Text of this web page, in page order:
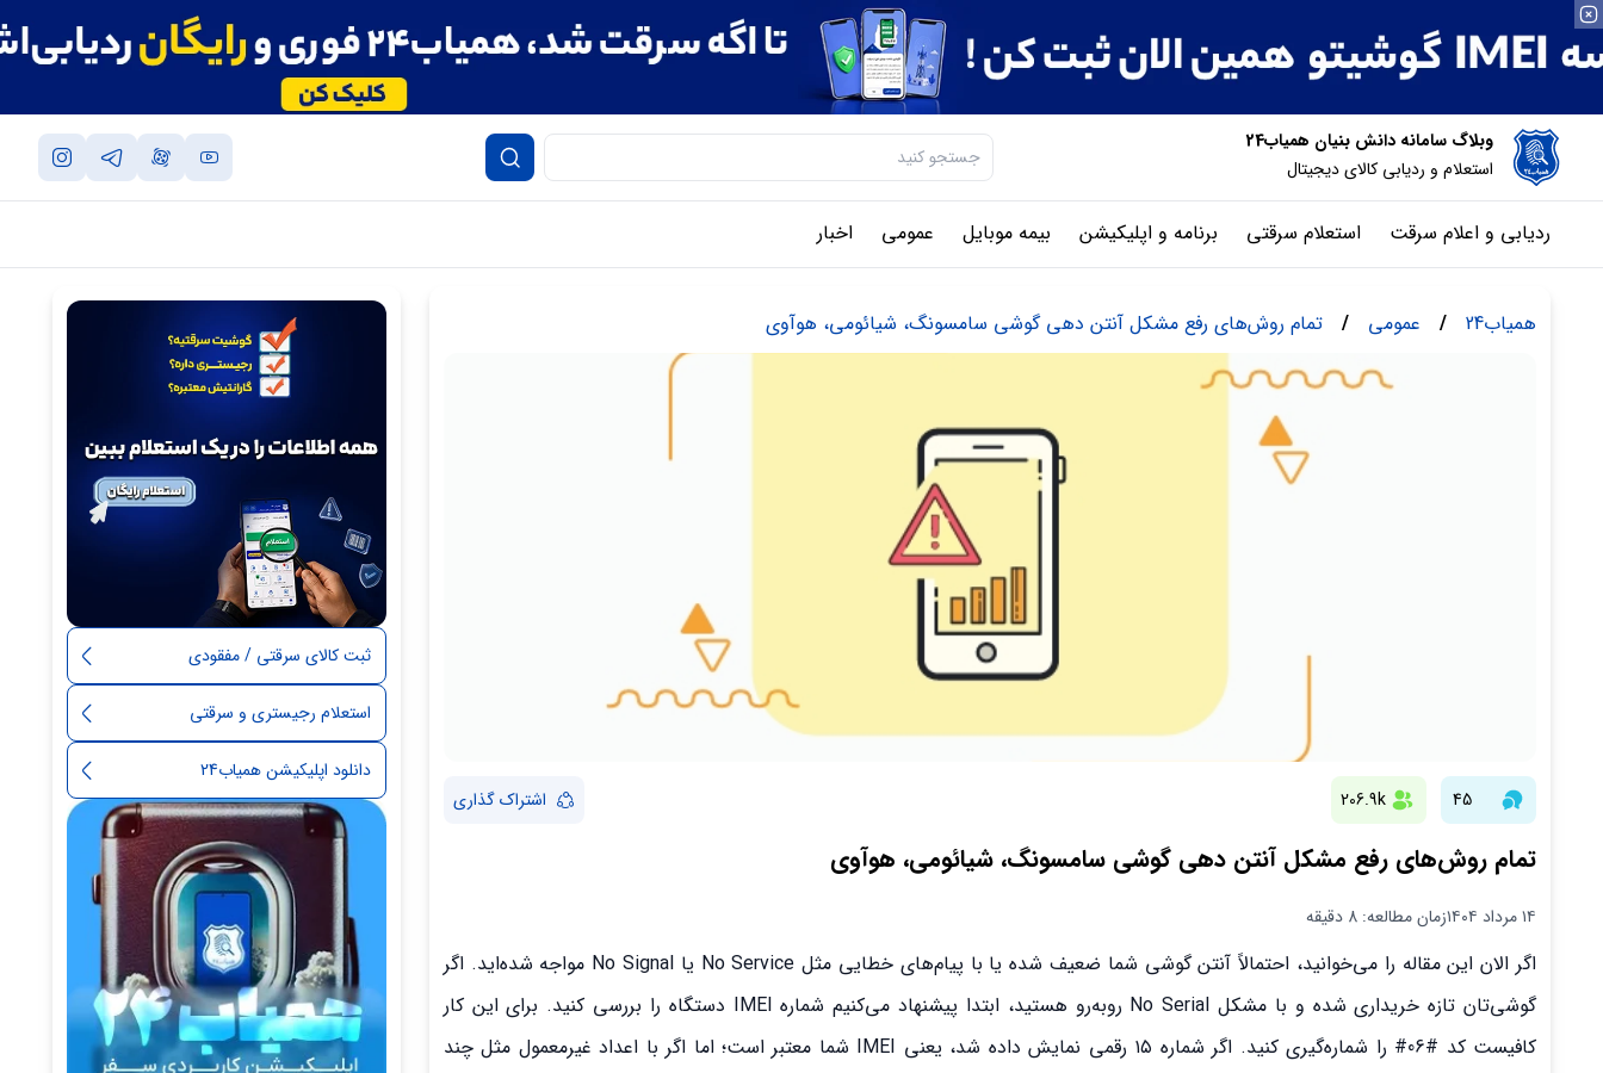
وبلاگ سامانه دانش بنیان همیاب24
استعلام و ردیابی کالای دیجیتال
ردیابی و اعلام سرقت استعلام سرقتی برنامه و اپلیکیشن بیمه موبایل عمومی اخبار
همیاب24 / عمومی / تمام روش‌های رفع مشکل آنتن دهی گوشی سامسونگ، شیائومی، هوآوی
45
206.9k اشتراک گذاری
تمام روش‌های رفع مشکل آنتن دهی گوشی سامسونگ، شیائومی، هوآوی
۱۴ مرداد ۱۴۰۴ زمان مطالعه: 8 دقیقه
اگر الان این مقاله را می‌خوانید، احتمالاً آنتن گوشی شما ضعیف شده یا با پیام‌های خطایی مثل No Service یا No Signal مواجه شده‌اید. اگر
گوشی‌تان تازه خریداری شده و با مشکل No Serial روبه‌رو هستید، ابتدا پیشنهاد می‌کنیم شماره IMEI دستگاه را بررسی کنید. برای این کار
کافیست کد #06# را شماره‌گیری کنید. اگر شماره ۱۵ رقمی نمایش داده شد، یعنی IMEI شما معتبر است؛ اما اگر با اعداد غیرمعمول مثل چند
ثبت کالای سرقتی / مفقودی
استعلام رجیستری و سرقتی
دانلود اپلیکیشن همیاب24